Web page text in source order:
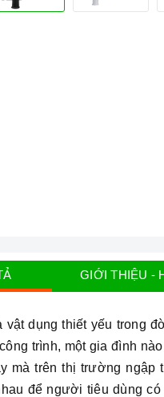
GIỚI THIỆU -
dụng thiết yếu trong
trình, một gia đình
mà trên thị trường ngập
để người tiêu dùng